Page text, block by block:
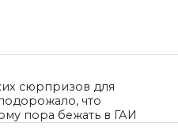
сюрпризов для
что
пора бежать в ГАИ